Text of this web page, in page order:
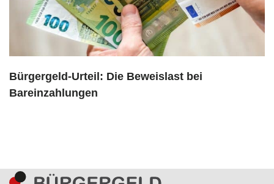
Bürgergeld-Urteil: Die Beweislast bei
Bareinzahlungen